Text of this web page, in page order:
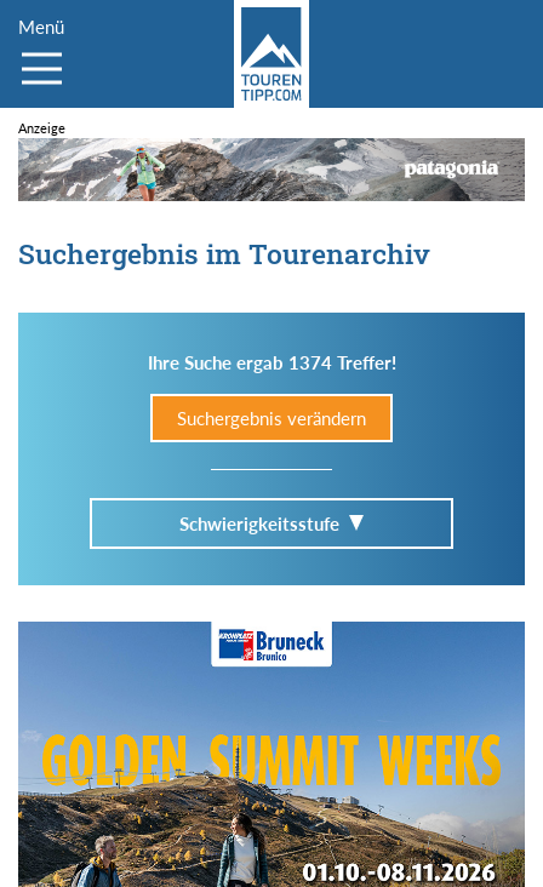
Menü
Suchergebnis im Tourenarchiv
Ihre Suche ergab 1374 Treffer!
Suchergebnis verändern
Schwierigkeitsstufe
Im Tourenarchiv suchen
Region: